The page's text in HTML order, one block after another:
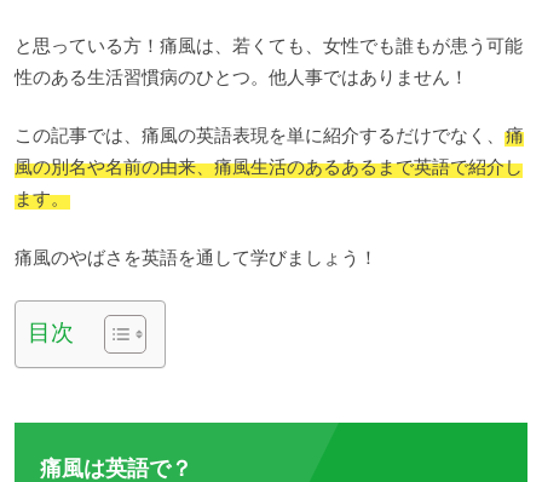
と思っている方！痛風は、若くても、女性でも誰もが患う可能
性のある生活習慣病のひとつ。他人事ではありません！
この記事では、痛風の英語表現を単に紹介するだけでなく、 痛
風の別名や名前の由来、痛風生活のあるあるまで英語で紹介し
ます。
痛風のやばさを英語を通して学びましょう！
目次
痛風は英語で？